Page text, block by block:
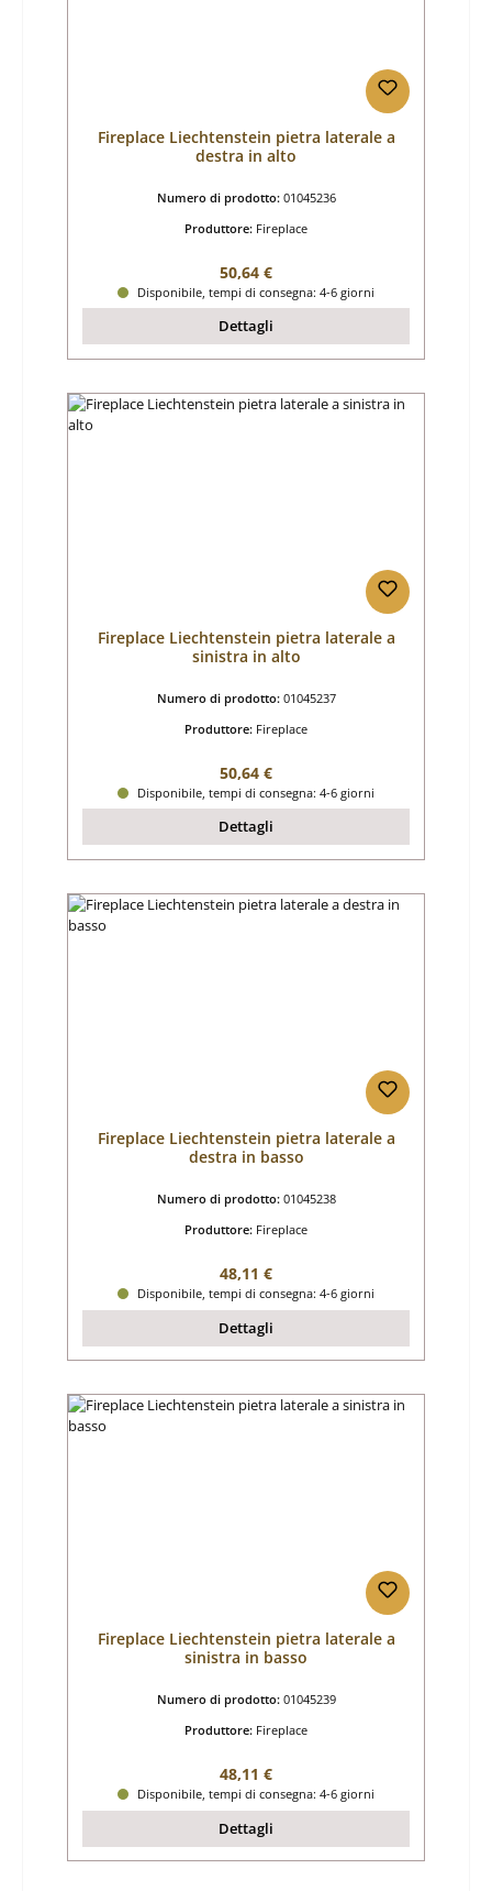
Fireplace Liechtenstein pietra laterale a
destra in alto
Numero di prodotto: 01045236
Produttore: Fireplace
Prezzo normale:
50,64 €
Disponibile, tempi di consegna: 4-6 giorni
Dettagli
Fireplace Liechtenstein pietra laterale a
sinistra in alto
Numero di prodotto: 01045237
Produttore: Fireplace
Prezzo normale:
50,64 €
Disponibile, tempi di consegna: 4-6 giorni
Dettagli
Fireplace Liechtenstein pietra laterale a
destra in basso
Numero di prodotto: 01045238
Produttore: Fireplace
Prezzo normale:
48,11 €
Disponibile, tempi di consegna: 4-6 giorni
Dettagli
Fireplace Liechtenstein pietra laterale a
sinistra in basso
Numero di prodotto: 01045239
Produttore: Fireplace
Prezzo normale:
48,11 €
Disponibile, tempi di consegna: 4-6 giorni
Dettagli